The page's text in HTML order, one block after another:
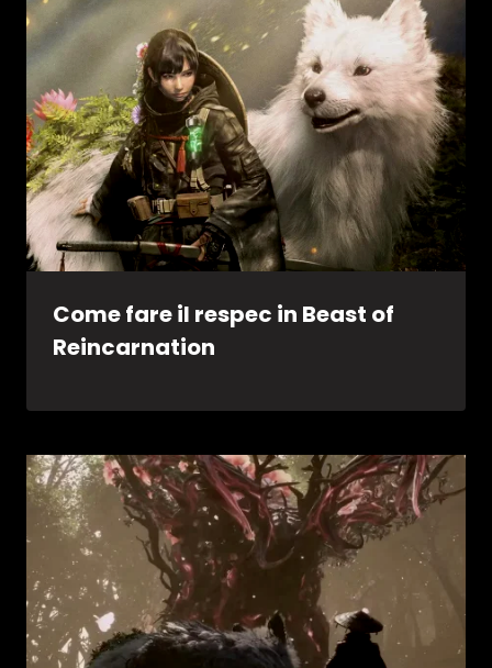
Come fare il respec in Beast of
Reincarnation